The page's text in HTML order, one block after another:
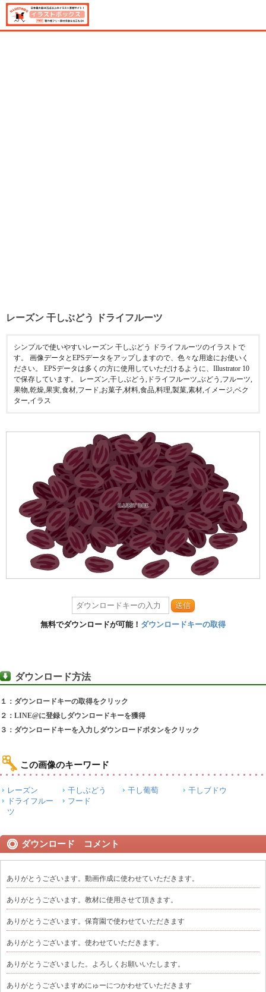
レーズン 干しぶどう ドライフルーツ
シンプルで使いやすいレーズン 干しぶどう ドライフルーツのイラストで
す。 画像データとEPSデータをアップしますので、色々な用途にお使いく
ださい。 EPSデータは多くの方に使用していただけるように、Illustrator 10
で保存しています。 レーズン,干しぶどう,ドライフルーツ,ぶどう,フルーツ,
果物,乾燥,果実,食材,フード,お菓子,材料,食品,料理,製菓,素材,イメージ,ベク
ター,イラス
送信
無料でダウンロードが可能！ ダウンロードキーの取得
ダウンロード方法
１：ダウンロードキーの取得をクリック
２：LINE@に登録しダウンロードキーを獲得
３：ダウンロードキーを入力しダウンロードボタンをクリック
この画像のキーワード
レーズン 干しぶどう 干し葡萄
干しブドウ
ドライフルー
ツ
フード
ダウンロード コメント
ありがとうございます。動画作成に使わせていただきます。
ありがとうございます。教材に使用させて頂きます。
ありがとうございます。保育園で使わせていただきます
ありがとうございます。使わせていただきます。
ありがとうございました。よろしくお願いいたします。
ありがとうございますめにゅーにつかわせていただきます